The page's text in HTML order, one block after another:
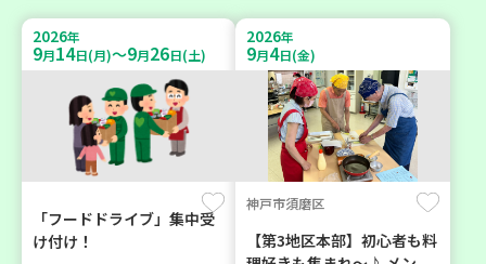
2026年
9月14日(月)～9月26日(土)
「フードドライブ」集中受
け付け！
2026年
9月4日(金)
神戸市須磨区
【第3地区本部】初心者も料